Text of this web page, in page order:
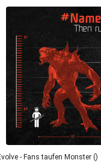
- Fans taufen Monster ()